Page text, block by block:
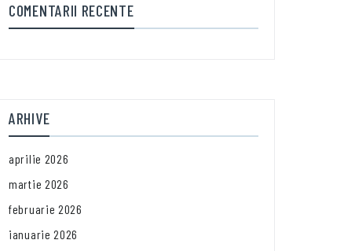
COMENTARII RECENTE
ARHIVE
aprilie 2026
martie 2026
februarie 2026
ianuarie 2026